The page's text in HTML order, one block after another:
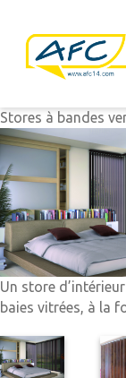
Stores à bandes
Un store
baies vitrées, à la